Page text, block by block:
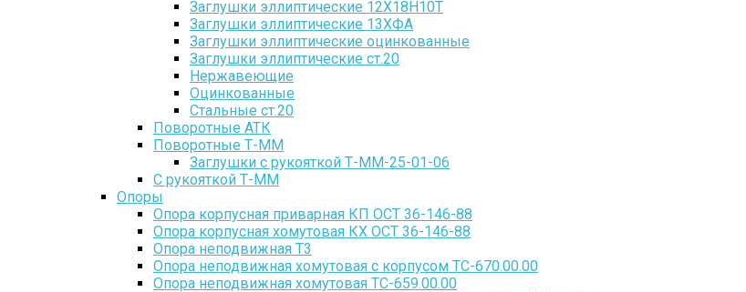
Заглушки эллиптические 12Х18Н10Т
Заглушки эллиптические 13ХФА
Заглушки эллиптические оцинкованные
Заглушки эллиптические ст.20
Нержавеющие
Оцинкованные
Стальные ст.20
Поворотные АТК
Поворотные Т-ММ
Заглушки с рукояткой Т-ММ-25-01-06
С рукояткой Т-ММ
Опоры
Опора корпусная приварная КП ОСТ 36-146-88
Опора корпусная хомутовая КХ ОСТ 36-146-88
Опора неподвижная Т3
Опора неподвижная хомутовая с корпусом ТС-670.00.00
Опора неподвижная хомутовая ТС-659.00.00